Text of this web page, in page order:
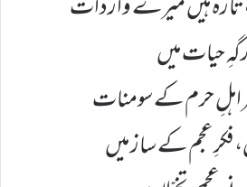
تازہ ہیں میرے واردات
حیات میں
اہلِ حرم کے سومنات
عجم کے ساز میں